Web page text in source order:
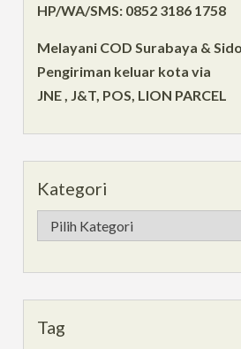
HP/WA/SMS: 0852 3186 1758
Melayani COD Surabaya &
Pengiriman keluar kota via
JNE , J&T, POS, LION PARCEL
Kategori
Kategori
Tag